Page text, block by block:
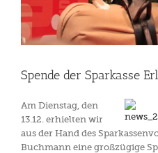
Spende der Sparkasse
Am Dienstag, den
13.12. erhielten wir
aus der Hand des
Buchmann eine großzügige